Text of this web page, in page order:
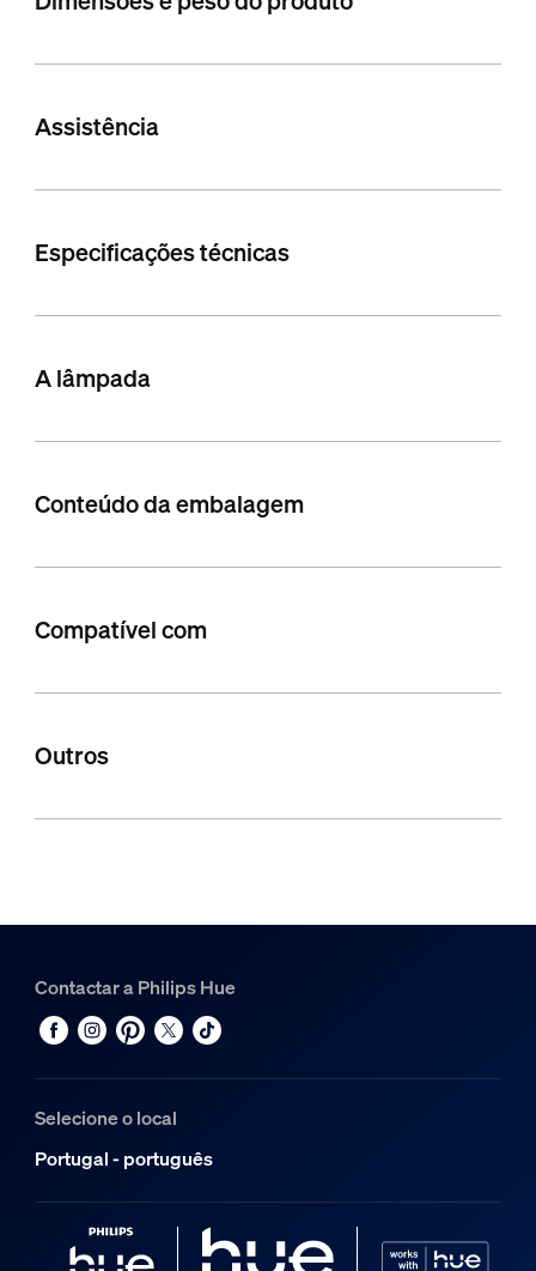
Assistência
Especificações técnicas
A lâmpada
Conteúdo da embalagem
Compatível com
Outros
Contactar a Philips Hue
Selecione o local
Portugal - português